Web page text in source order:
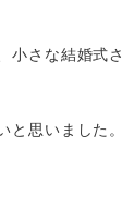
小さな結婚式さ
思いました。